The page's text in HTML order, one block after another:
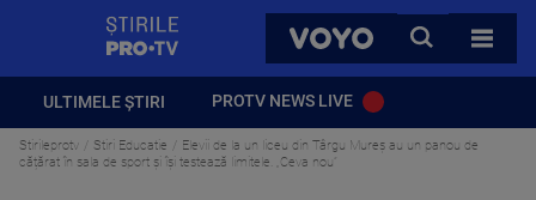
VOYO
CAUTA
TOATE
ULTIMELE ȘTIRI PROTV NEWS LIVE
Stirileprotv Stiri Educatie
Elevii de la un liceu din Târgu Mureș au un panou de
cățărat în sala de sport și își testează limitele. „Ceva nou”